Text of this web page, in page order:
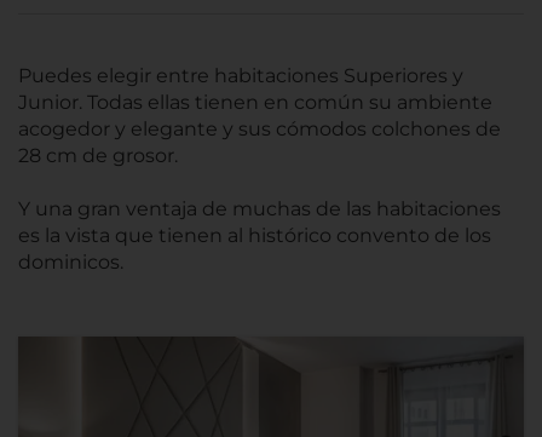
Puedes elegir entre habitaciones Superiores y
Junior. Todas ellas tienen en común su ambiente
acogedor y elegante y sus cómodos colchones de
28 cm de grosor.
Y una gran ventaja de muchas de las habitaciones
es la vista que tienen al histórico convento de los
dominicos.